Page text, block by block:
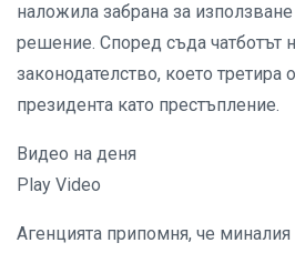
наложила забрана за
решение. Според съда чатботът
законодателство, което третира
президента като престъпление.
Видео на деня
Play Video
Агенцията припомня, че